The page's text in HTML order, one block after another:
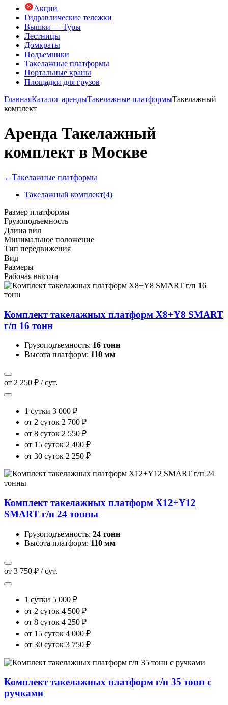
Акции
Гидравлические тележки
Вышки — Туры
Лестницы
Домкраты
Подъемники
Такелажные платформы
Портальные краны
Площадки для грузов
ГлавнаяКаталог арендыТакелажные платформыТакелажный
комплект
Аренда Такелажный
комплект в Москве
←Такелажные платформы
Такелажный комплект(4)
Размер платформы
Грузоподъемность
Длина вил
Минимальное положение
Тип передвижения
Вид
Размеры
Рабочая высота
Комплект такелажныx платформ X8+Y8 SMART
г/п 16 тонн
Грузоподъемность: 16 тонн
Высота платформ: 110 мм
от 2 250 ₽ / сут.
1 сутки 3 000 ₽
от 2 суток 2 700 ₽
от 8 суток 2 550 ₽
от 15 суток 2 400 ₽
от 30 суток 2 250 ₽
Комплект такелажныx платформ X12+Y12
SMART г/п 24 тонны
Грузоподъемность: 24 тонн
Высота платформ: 110 мм
от 3 750 ₽ / сут.
1 сутки 5 000 ₽
от 2 суток 4 500 ₽
от 8 суток 4 250 ₽
от 15 суток 4 000 ₽
от 30 суток 3 750 ₽
Комплект такелажныx платформ г/п 35 тонн с
ручками